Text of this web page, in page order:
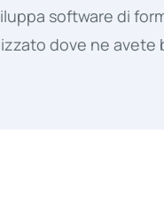
software di
dove ne avete